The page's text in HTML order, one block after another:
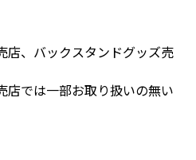
店、バックスタンドグッズ売
では一部お取り扱いの無い